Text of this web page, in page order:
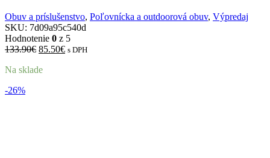
Obuv a príslušenstvo, Poľovnícka a outdoorová obuv, Výpredaj
SKU: 7d09a95c540d
Hodnotenie 0 z 5
133.90€ Pôvodná
bola:
85.50€Aktuálna
s DPH
Na sklade
-26%